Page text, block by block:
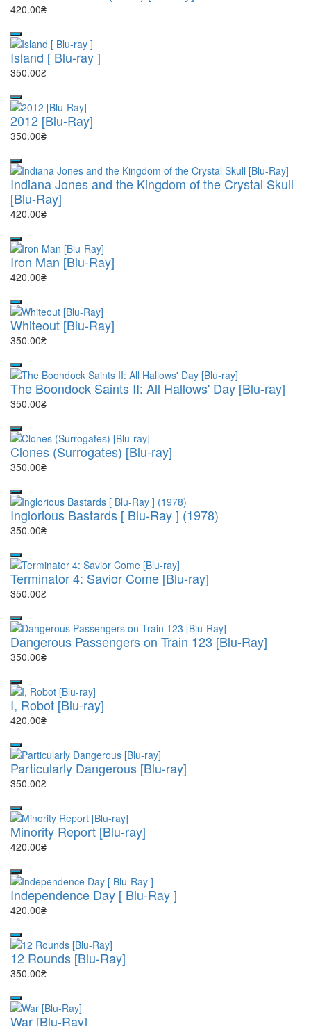
420.00₴
Island [ Blu-ray ]
350.00₴
2012 [Blu-Ray]
350.00₴
Indiana Jones and the Kingdom of the Crystal Skull
[Blu-Ray]
420.00₴
Iron Man [Blu-Ray]
420.00₴
Whiteout [Blu-Ray]
350.00₴
The Boondock Saints II: All Hallows' Day [Blu-ray]
350.00₴
Clones (Surrogates) [Blu-ray]
350.00₴
Inglorious Bastards [ Blu-Ray ] (1978)
350.00₴
Terminator 4: Savior Come [Blu-ray]
350.00₴
Dangerous Passengers on Train 123 [Blu-Ray]
350.00₴
I, Robot [Blu-ray]
420.00₴
Particularly Dangerous [Blu-ray]
350.00₴
Minority Report [Blu-ray]
420.00₴
Independence Day [ Blu-Ray ]
420.00₴
12 Rounds [Blu-Ray]
350.00₴
War [Blu-Ray]